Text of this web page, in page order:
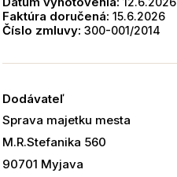
Faktúra doručená: 15.6.2026
Číslo zmluvy: 300-001/2014
Dodávateľ
Sprava majetku mesta
M.R.Stefanika 560
90701 Myjava